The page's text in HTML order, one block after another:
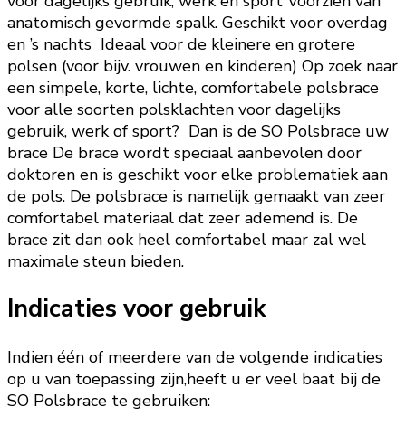
anatomisch gevormde spalk. Geschikt voor overdag
en ’s nachts Ideaal voor de kleinere en grotere
polsen (voor bijv. vrouwen en kinderen) Op zoek naar
een simpele, korte, lichte, comfortabele polsbrace
voor alle soorten polsklachten voor dagelijks
gebruik, werk of sport? Dan is de SO Polsbrace uw
brace De brace wordt speciaal aanbevolen door
doktoren en is geschikt voor elke problematiek aan
de pols. De polsbrace is namelijk gemaakt van zeer
comfortabel materiaal dat zeer ademend is. De
brace zit dan ook heel comfortabel maar zal wel
maximale steun bieden.
Indicaties voor gebruik
Indien één of meerdere van de volgende indicaties
op u van toepassing zijn,heeft u er veel baat bij de
SO Polsbrace te gebruiken: